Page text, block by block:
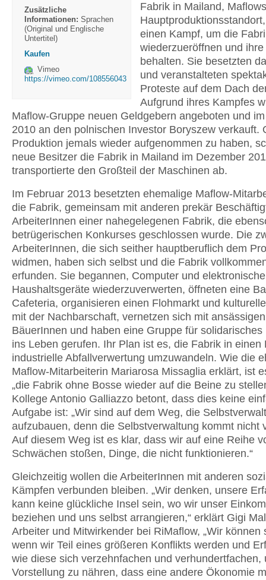
Zusätzliche
Informationen: Sprachen
(Original und Englische
Untertitel)
Kaufen
Vimeo
https://vimeo.com/108556043
Fabrik in Mailand, Maflows
einen Kampf, um die
wiederzueröffnen und
behalten. Sie besetzten
und veranstalteten
Proteste auf dem Dach
Aufgrund ihres Kampfes
Maflow-Gruppe neuen Geldgebern angeboten und
2010 an den polnischen Investor Boryszew verkauft.
Produktion jemals wieder aufgenommen zu haben,
neue Besitzer die Fabrik in Mailand im Dezember
transportierte den Großteil der Maschinen ab.
Im Februar 2013 besetzten ehemalige Maflow-
die Fabrik, gemeinsam mit anderen prekär
ArbeiterInnen einer nahegelegenen Fabrik, die
betrügerischen Konkurses geschlossen wurde. Die
ArbeiterInnen, die sich seither hauptberuflich dem
widmen, haben sich selbst und die Fabrik
erfunden. Sie begannen, Computer und elektronische
Haushaltsgeräte wiederzuverwerten, öffneten eine
Cafeteria, organisieren einen Flohmarkt und
mit der Nachbarschaft, vernetzen sich mit
BäuerInnen und haben eine Gruppe für solidarisches
ins Leben gerufen. Ihr Plan ist es, die Fabrik in einen
industrielle Abfallverwertung umzuwandeln. Wie die
Maflow-Mitarbeiterin Mariarosa Missaglia erklärt, ist
„die Fabrik ohne Bosse wieder auf die Beine zu
Kollege Antonio Galliazzo betont, dass dies keine
Aufgabe ist: „Wir sind auf dem Weg, die
aufzubauen, denn die Selbstverwaltung kommt nicht
Auf diesem Weg ist es klar, dass wir auf eine Reihe
Schwächen stoßen, Dinge, die nicht funktionieren.“
Gleichzeitig wollen die ArbeiterInnen mit anderen
Kämpfen verbunden bleiben. „Wir denken, unsere
kann keine glückliche Insel sein, wo wir unser
beziehen und uns selbst arrangieren,“ erklärt Gigi
Arbeiter und Mitwirkender bei RiMaflow, „Wir können
wenn wir Teil eines größeren Konflikts werden und
wie diese sich verzehnfachen und verhundertfachen,
Vorstellung zu nähren, dass eine andere Ökonomie